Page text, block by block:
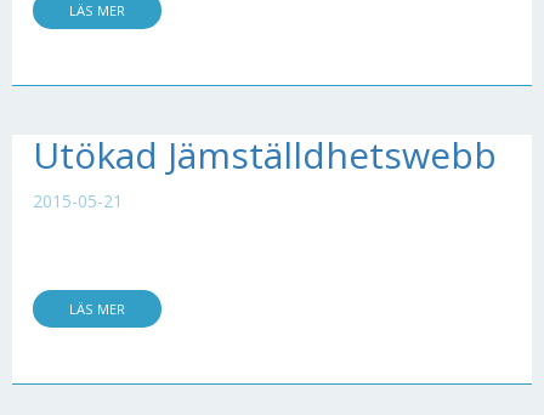
LÄS MER
Utökad Jämställdhetswebb
2015-05-21
LÄS MER